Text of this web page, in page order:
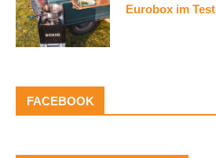
Eurobox im Test
FACEBOOK